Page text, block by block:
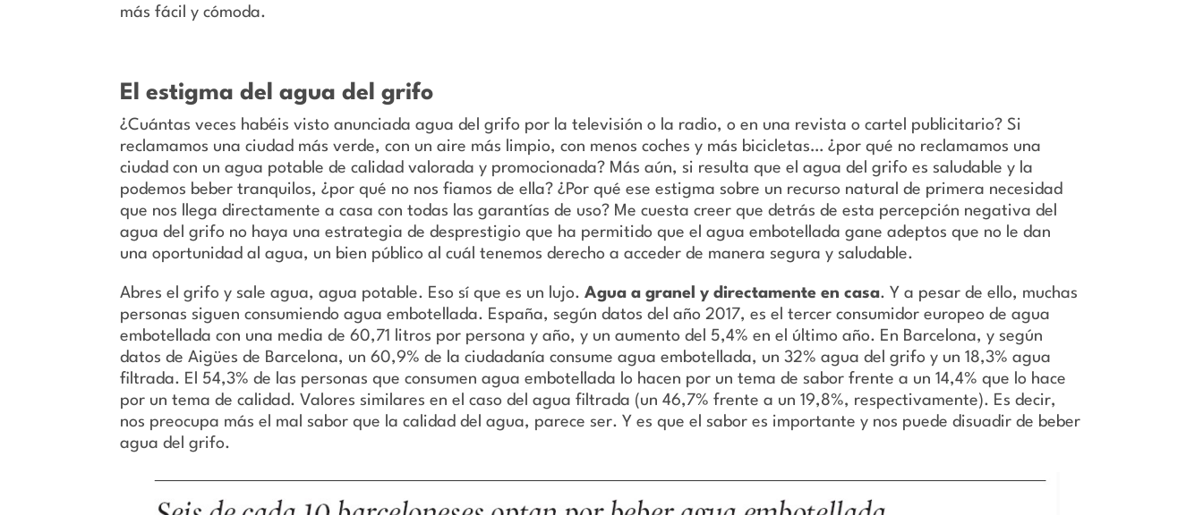
más fácil y cómoda.
El estigma del agua del grifo
¿Cuántas veces habéis visto anunciada agua del grifo por la televisión o la radio, o en una revista o cartel publicitario? Si
reclamamos una ciudad más verde, con un aire más limpio, con menos coches y más bicicletas… ¿por qué no reclamamos una
ciudad con un agua potable de calidad valorada y promocionada? Más aún, si resulta que el agua del grifo es saludable y la
podemos beber tranquilos, ¿por qué no nos fiamos de ella? ¿Por qué ese estigma sobre un recurso natural de primera necesidad
que nos llega directamente a casa con todas las garantías de uso? Me cuesta creer que detrás de esta percepción negativa del
agua del grifo no haya una estrategia de desprestigio que ha permitido que el agua embotellada gane adeptos que no le dan
una oportunidad al agua, un bien público al cuál tenemos derecho a acceder de manera segura y saludable.
Abres el grifo y sale agua, agua potable. Eso sí que es un lujo.Agua a granel y directamente en casa. Y a pesar de ello, muchas
personas siguen consumiendo agua embotellada. España, según datos del año 2017, es el tercer consumidor europeo de agua
embotellada con una media de 60,71 litros por persona y año, y un aumento del 5,4% en el último año. En Barcelona, y según
datos de Aigües de Barcelona, un 60,9% de la ciudadanía consume agua embotellada, un 32% agua del grifo y un 18,3% agua
filtrada. El 54,3% de las personas que consumen agua embotellada lo hacen por un tema de sabor frente a un 14,4% que lo hace
por un tema de calidad. Valores similares en el caso del agua filtrada (un 46,7% frente a un 19,8%, respectivamente). Es decir,
nos preocupa más el mal sabor que la calidad del agua, parece ser. Y es que el sabor es importante y nos puede disuadir de beber
agua del grifo.